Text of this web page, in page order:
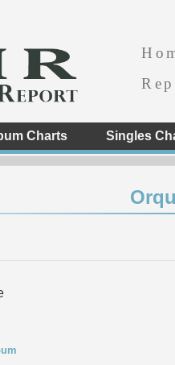
Charts Singles